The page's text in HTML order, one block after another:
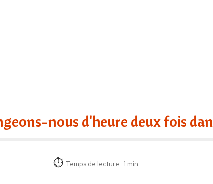
nous d'heure deux fois
Temps de lecture : 1 min